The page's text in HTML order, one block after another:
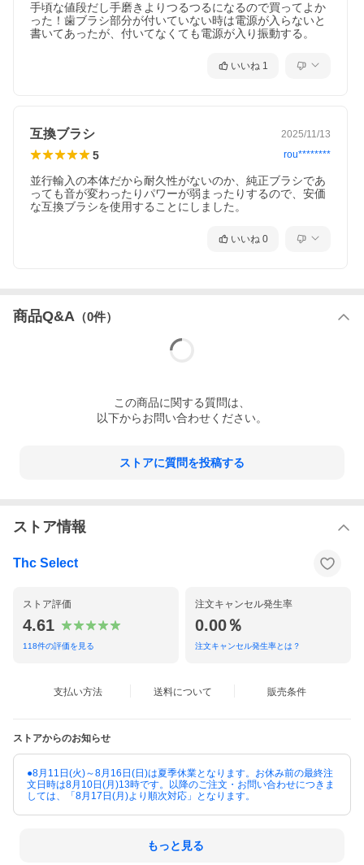
手頃な値段だし手磨きよりつるつるになるので買ってよか
った！歯ブラシ部分が付いていない時は電源が入らないと
書いてあったが、付いてなくても電源が入り振動する。
いいね 1
互換ブラシ 2025/11/13
5 rou********
並行輸入の本体だから耐久性がないのか、純正ブラシであ
っても音が変わったりパワーが弱まったりするので、安価
いいね 0
商品Q&A （0件）
この商品に関する質問は、
以下からお問い合わせください。
ストアに質問を投稿する
ストア情報
Thc Select
ストア評価
4.61
118件の評価を見る
注文キャンセル発生率
0.00％
注文キャンセル発生率とは？
支払い方法 送料について 販売条件
ストアからのお知らせ
●8月11日(火)～8月16日(日)は夏季休業となります。お休み前の最終注
文日時は8月10日(月)13時です。以降のご注文・お問い合わせにつきま
しては、「8月17日(月)より順次対応」となります。
もっと見る